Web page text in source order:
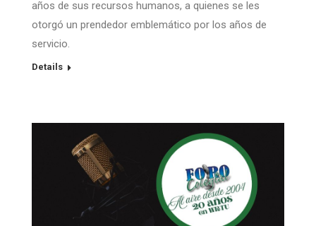
años de sus recursos humanos, a quienes se les
otorgó un prendedor emblemático por los años de
servicio.
Details